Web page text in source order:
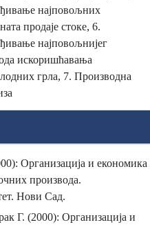
најповољних
продаје стоке, 6.
најповољнијег
искоришћавања
грла, 7. Производна
Организација и економика
производа.
Нови Сад.
Г. (2000): Организација и